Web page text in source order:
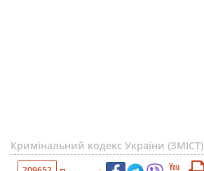
Кримінальний кодекс України (ЗМІСТ)